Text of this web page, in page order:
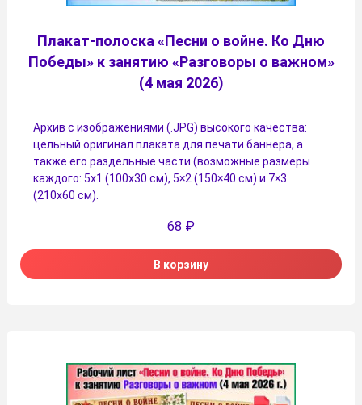
Плакат-полоска «Песни о войне. Ко Дню
Победы» к занятию «Разговоры о важном»
(4 мая 2026)
Архив с изображениями (.JPG) высокого качества:
цельный оригинал плаката для печати баннера, а
также его раздельные части (возможные размеры
каждого: 5х1 (100х30 см), 5×2 (150×40 см) и 7×3
(210х60 см).
68 ₽
В корзину